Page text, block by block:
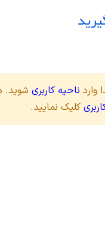
وارد ناحیه کاربری شوید.
کلیک نمایید.